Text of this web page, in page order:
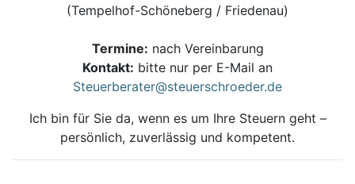
(Tempelhof-Schöneberg / Friedenau)
Termine: nach Vereinbarung
Kontakt: bitte nur per E-Mail an
Steuerberater@steuerschroeder.de
Ich bin für Sie da, wenn es um Ihre Steuern geht –
persönlich, zuverlässig und kompetent.